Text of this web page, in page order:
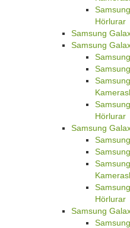
Hörlurar
Samsung
Samsung
Hörlurar
Samsung
Hörlurar
Samsung